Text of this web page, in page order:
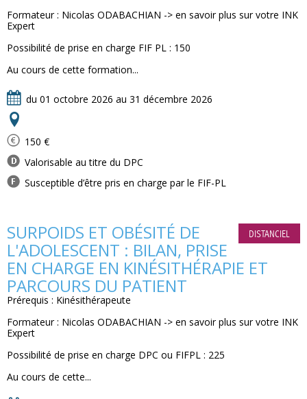
Formateur : Nicolas ODABACHIAN -> en savoir plus sur votre INK
Expert
Possibilité de prise en charge FIF PL : 150
Au cours de cette formation...
du 01 octobre 2026 au 31 décembre 2026
150 €
Valorisable au titre du DPC
Susceptible d’être pris en charge par le FIF-PL
DISTANCIEL
SURPOIDS ET OBÉSITÉ DE
L'ADOLESCENT : BILAN, PRISE
EN CHARGE EN KINÉSITHÉRAPIE ET
PARCOURS DU PATIENT
Prérequis : Kinésithérapeute
Formateur : Nicolas ODABACHIAN -> en savoir plus sur votre INK
Expert
Possibilité de prise en charge DPC ou FIFPL : 225
Au cours de cette...